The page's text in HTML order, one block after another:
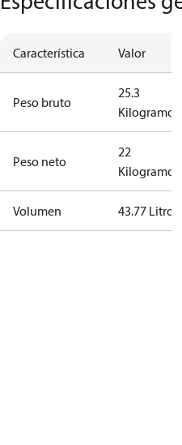
Característica Valor
Peso bruto
25.3
Kilogramo
Peso neto
22
Kilogramo
Volumen 43.77 Litro